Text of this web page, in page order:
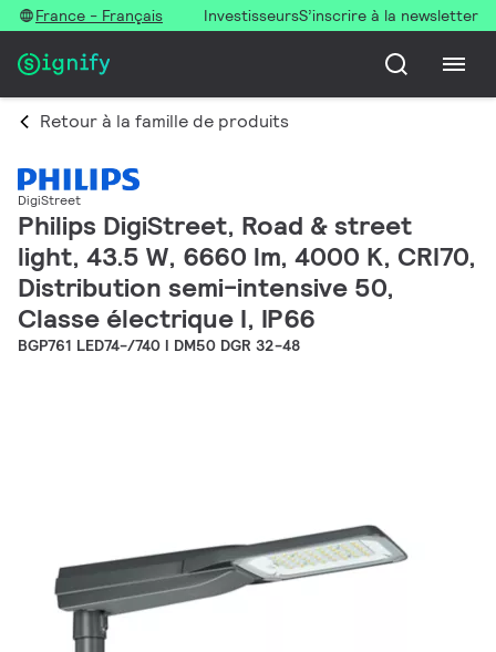
France - Français InvestisseursS’inscrire à la newsletter
Retour à la famille de produits
DigiStreet
Philips DigiStreet, Road & street
light, 43.5 W, 6660 lm, 4000 K, CRI70,
Distribution semi-intensive 50,
Classe électrique I, IP66
BGP761 LED74-/740 I DM50 DGR 32-48